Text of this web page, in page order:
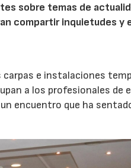
sobre temas de
compartir inquietudes y
carpas e instalaciones
a los profesionales de
encuentro que ha